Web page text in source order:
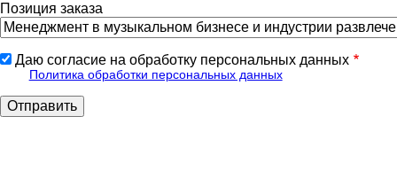
Позиция заказа
Даю согласие на обработку персональных данных
Политика обработки персональных данных